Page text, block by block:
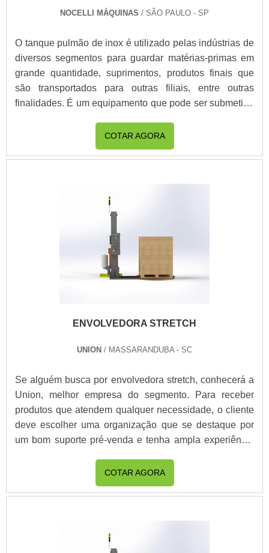
NOCELLI MÁQUINAS / SÃO PAULO - SP
O tanque pulmão de inox é utilizado pelas indústrias de
diversos segmentos para guardar matérias-primas em
grande quantidade, suprimentos, produtos finais que
são transportados para outras filiais, entre outras
finalidades. É um equipamento que pode ser submetido
pressões.MAIS INFORMAÇÕES SOBRE O
PRODUTOUm tanque deve ter sua manutenção
realizada periodicamente, fazendo-se a verificação e ...
COTAR AGORA
ENVOLVEDORA STRETCH
UNION / MASSARANDUBA - SC
Se alguém busca por envolvedora stretch, conhecerá a
Union, melhor empresa do segmento. Para receber
produtos que atendem qualquer necessidade, o cliente
deve escolher uma organização que se destaque por
um bom suporte pré-venda e tenha ampla experiência
ENVOLVEDORA STRETCHQuem procura por
envolvedora stretch em uma empresa que preza pela
segurança, chega até a Union. Com grande know-how
tudo o que há de mais atual no mercado.Sem perder o
COTAR AGORA